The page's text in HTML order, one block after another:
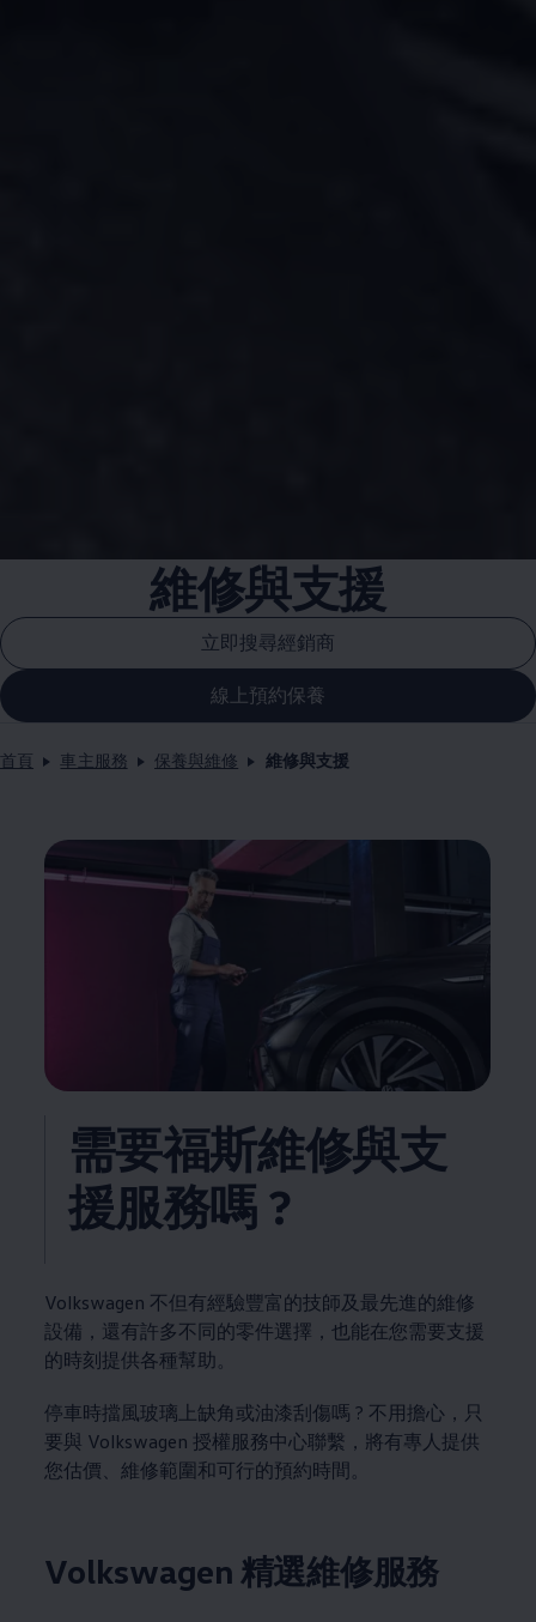
維修與支援
立即搜尋經銷商
線上預約保養
首頁 車主服務 保養與維修 維修與支援
需要福斯維修與支
援服務嗎 ?
Volkswagen 不但有經驗豐富的技師及最先進的維修
設備，還有許多不同的零件選擇，也能在您需要支援
的時刻提供各種幫助。
停車時擋風玻璃上缺角或油漆刮傷嗎 ? 不用擔心，只
要與 Volkswagen 授權服務中心聯繫，將有專人提供
您估價、維修範圍和可行的預約時間。
Volkswagen 精選維修服務